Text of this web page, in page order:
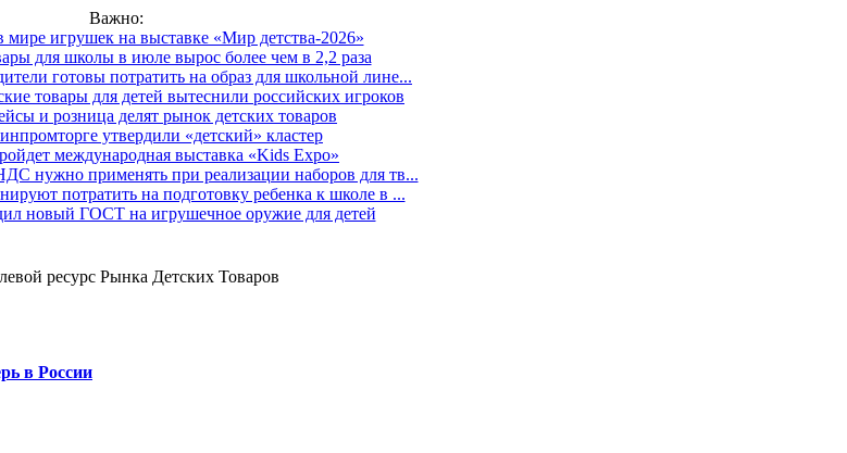
Важно:
мире игрушек на выставке «Мир детства-2026»
для школы в июле вырос более чем в 2,2 раза
готовы потратить на образ для школьной лине...
товары для детей вытеснили российских игроков
и розница делят рынок детских товаров
утвердили «детский» кластер
международная выставка «Kids Expo»
нужно применять при реализации наборов для тв...
потратить на подготовку ребенка к школе в ...
новый ГОСТ на игрушечное оружие для детей
ресурс Рынка Детских Товаров
в России